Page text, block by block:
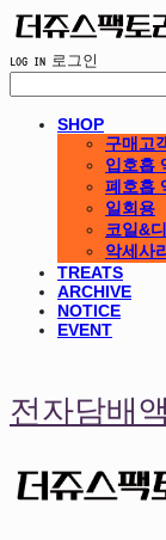
LOG IN 로그인
SHOP
구매고
입호흡
폐호흡
일회용
코일&
악세사리
TREATS
ARCHIVE
NOTICE
EVENT
전자담배